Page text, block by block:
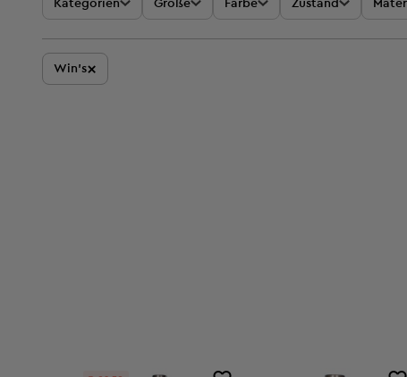
Kategorien Größe Farbe Zustand
Win's×